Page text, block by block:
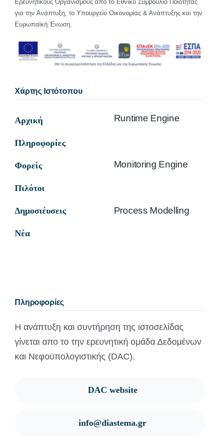
Ερευνητικούς Οργανισμούς από το Εθνικό Συμβούλιο Ποιότητας
για την Ανάπτυξη, το Υπουργείο Οικονομίας & Ανάπτυξης και την
Ευρωπαϊκή Ένωση.
Χάρτης Ιστότοπου
Αρχική
Πληροφορίες
Φορείς
Πιλότοι
Δημοσιέυσεις
Νέα
Runtime Engine
Monitoring Engine
Process Modelling
Πληροφορίες
Η ανάπτυξη και συντήρηση της ιστοσελίδας
γίνεται απο το την ερευνητική ομάδα Δεδομένων
και Νεφοϋπολογιστικής (DAC).
DAC website
info@diastema.gr